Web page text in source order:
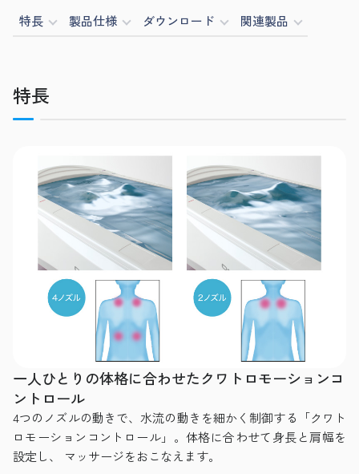
特長 製品仕様 ダウンロード 関連製品
特長
一人ひとりの体格に合わせたクワトロモーションコ
ントロール
4つのノズルの動きで、水流の動きを細かく制御する「クワト
ロモーションコントロール」。体格に合わせて身長と肩幅を
設定し、 マッサージをおこなえます。